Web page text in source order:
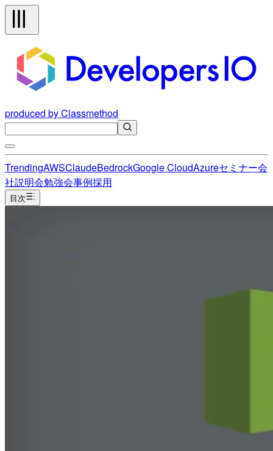
produced by Classmethod
TrendingAWSClaudeBedrockGoogle CloudAzureセミナー会
社説明会勉強会事例採用
目次